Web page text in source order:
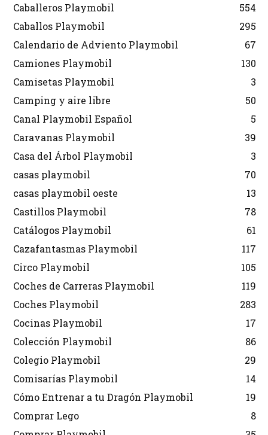
Caballeros Playmobil
554
Caballos Playmobil
295
Calendario de Adviento Playmobil
67
Camiones Playmobil
130
Camisetas Playmobil
3
Camping y aire libre
50
Canal Playmobil Español
5
Caravanas Playmobil
39
Casa del Árbol Playmobil
3
casas playmobil
70
casas playmobil oeste
13
Castillos Playmobil
78
Catálogos Playmobil
61
Cazafantasmas Playmobil
117
Circo Playmobil
105
Coches de Carreras Playmobil
119
Coches Playmobil
283
Cocinas Playmobil
17
Colección Playmobil
86
Colegio Playmobil
29
Comisarías Playmobil
14
Cómo Entrenar a tu Dragón Playmobil
19
Comprar Lego
8